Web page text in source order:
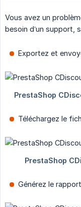
Vous avez un
besoin d’un support,
Exportez et
Téléchargez le
Générez le